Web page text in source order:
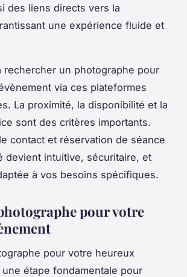
des liens directs vers la
une expérience fluide et
rechercher un photographe pour
via ces plateformes
La proximité, la disponibilité et la
sont des critères importants.
contact et réservation de séance
devient intuitive, sécuritaire, et
à vos besoins spécifiques.
pour votre
pour votre heureux
étape fondamentale pour